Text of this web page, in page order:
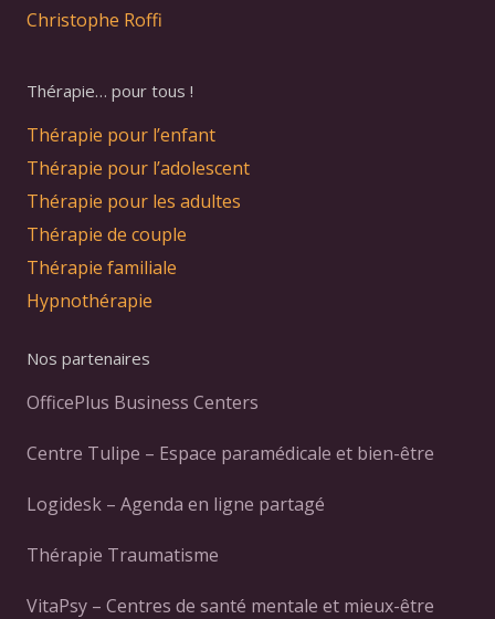
Christophe Roffi
Thérapie… pour tous !
Thérapie pour l’enfant
Thérapie pour l’adolescent
Thérapie pour les adultes
Thérapie de couple
Thérapie familiale
Hypnothérapie
Nos partenaires
OfficePlus Business Centers
Centre Tulipe – Espace paramédicale et bien-être
Logidesk – Agenda en ligne partagé
Thérapie Traumatisme
VitaPsy – Centres de santé mentale et mieux-être